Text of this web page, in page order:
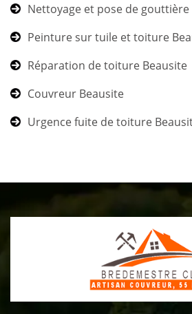
Nettoyage et pose de gouttière
Peinture sur tuile et toiture
Réparation de toiture Beausite
Couvreur Beausite
Urgence fuite de toiture